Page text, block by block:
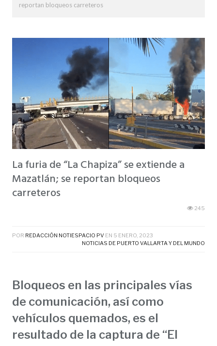
reportan bloqueos carreteros
La furia de “La Chapiza” se extiende a
Mazatlán; se reportan bloqueos
carreteros
245
POR REDACCIÓN NOTIESPACIO PV EN 5 ENERO, 2023
NOTICIAS DE PUERTO VALLARTA Y DEL MUNDO
Bloqueos en las principales vías
de comunicación, así como
vehículos quemados, es el
resultado de la captura de “El